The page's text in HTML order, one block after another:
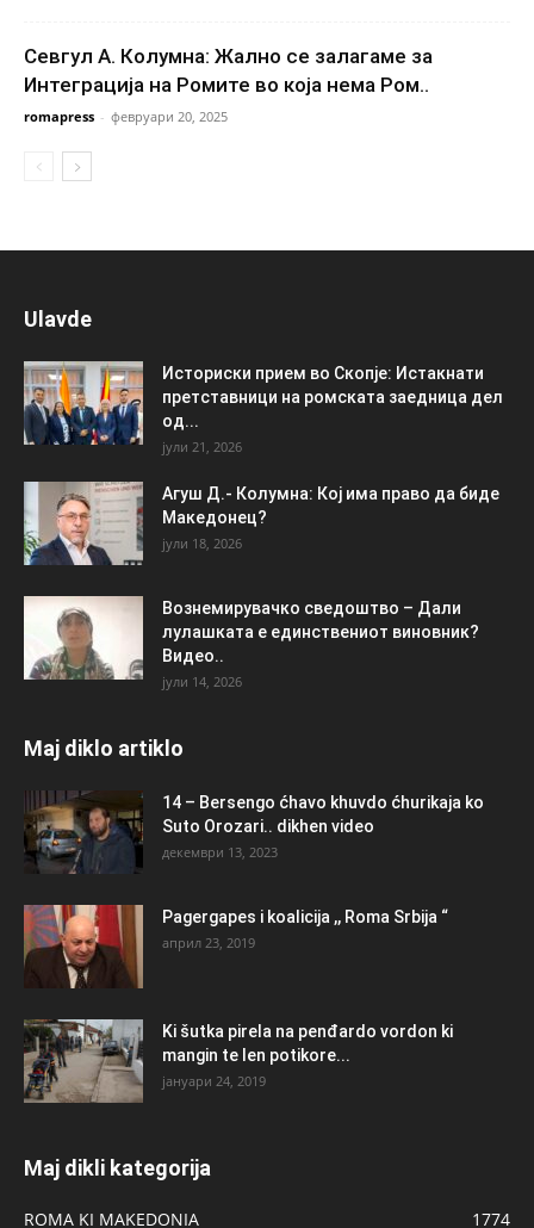
Севгул А. Колумна: Жално се залагаме за
Интеграција на Ромите во која нема Ром..
romapress - февруари 20, 2025
Ulavde
Историски прием во Скопје: Истакнати
претставници на ромската заедница дел
од...
јули 21, 2026
Агуш Д.- Колумна: Кој има право да биде
Македонец?
јули 18, 2026
Вознемирувачко сведоштво – Дали
лулашката е единствениот виновник?
Видео..
јули 14, 2026
Maj diklo artiklo
14 – Bersengo ćhavo khuvdo ćhurikaja ko
Suto Orozari.. dikhen video
декември 13, 2023
Pagergapes i koalicija ,, Roma Srbija “
април 23, 2019
Ki šutka pirela na penđardo vordon ki
mangin te len potikore...
јануари 24, 2019
Maj dikli kategorija
ROMA KI MAKEDONIA
1774